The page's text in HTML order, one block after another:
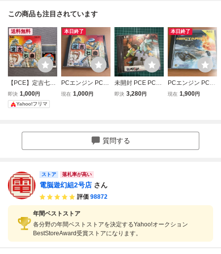
この商品も注目されています
送料無料
【PCE】定吉七番
秀吉の黄金 PCエ
ンジン Huカード
箱無し
即決 1,000円
Yahoo!フリマ
本日終了
PCエンジン PCE
Huカード 定吉七
現在 1,000円
未開封 PCE PCエ
ンジン Huカード
即決 3,280円
本日終了
PCエンジン PCE
Huカード ネクタ
現在 1,900円
質問する
ストア 落札率が高い
電脳遊幻組2号店 さん
評価 98872
年間ベストストア
各分野の年間ベストストアを決定するYahoo!オークション
BestStoreAward受賞ストアになります。